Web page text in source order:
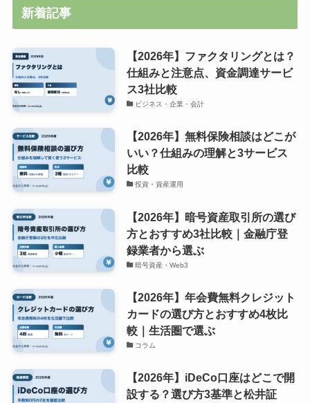
新着記事
【2026年】ファクタリングとは？
仕組みと注意点、資金調達サービ
ス3社比較
ビジネス・企業・会計
【2026年】無料保険相談はどこが
いい？仕組みの理解と3サービス
比較
投資・資産運用
【2026年】暗号資産取引所の選び
方とおすすめ3社比較｜金融庁登
録業者から選ぶ
暗号資産・Web3
【2026年】年会費無料クレジット
カードの選び方とおすすめ4枚比
較｜生活圏で選ぶ
コラム
【2026年】iDeCo口座はどこで開
設する？選び方3基準と松井証